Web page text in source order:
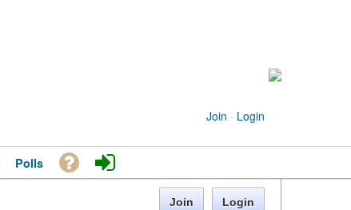
Join · Login
Polls
Join Login